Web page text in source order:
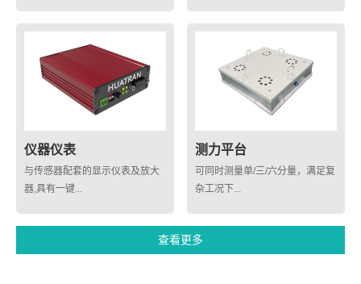
仪器仪表
与传感器配套的显示仪表及放大
器,具有一键...
测力平台
可同时测量单/三/六分量，满足复
杂工况下...
查看更多